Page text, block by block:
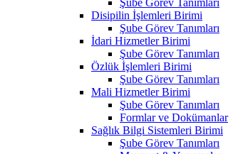
Disipilin İşlemleri Birimi
Şube Görev Tanımları
İdari Hizmetler Birimi
Şube Görev Tanımları
Özlük İşlemleri Birimi
Şube Görev Tanımları
Mali Hizmetler Birimi
Şube Görev Tanımları
Formlar ve Dokümanlar
Sağlık Bilgi Sistemleri Birimi
Şube Görev Tanımları